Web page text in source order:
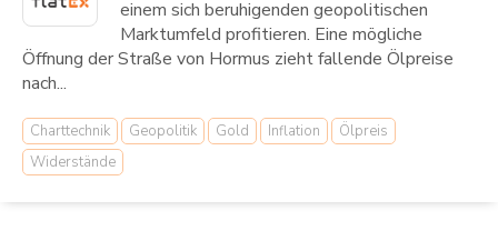
einem sich beruhigenden geopolitischen
Marktumfeld profitieren. Eine mögliche
Öffnung der Straße von Hormus zieht fallende Ölpreise
nach...
Charttechnik Geopolitik Gold Inflation
Ölpreis
Widerstände